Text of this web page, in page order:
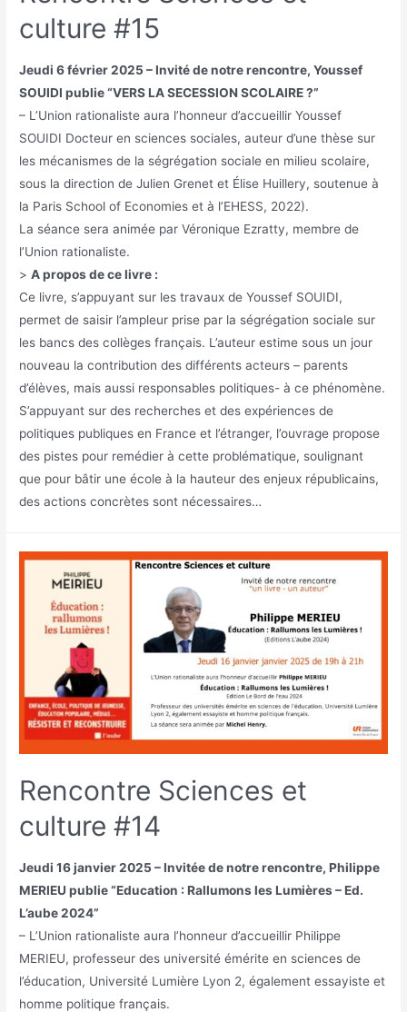
culture #15
Jeudi 6 février 2025 – Invité de notre rencontre, Youssef
SOUIDI publie “VERS LA SECESSION SCOLAIRE ?”
– L’Union rationaliste aura l’honneur d’accueillir Youssef
SOUIDI Docteur en sciences sociales, auteur d’une thèse sur
les mécanismes de la ségrégation sociale en milieu scolaire,
sous la direction de Julien Grenet et Élise Huillery, soutenue à
la Paris School of Economies et à l’EHESS, 2022).
La séance sera animée par Véronique Ezratty, membre de
l’Union rationaliste.
>A propos de ce livre :
Ce livre, s’appuyant sur les travaux de Youssef SOUIDI,
permet de saisir l’ampleur prise par la ségrégation sociale sur
les bancs des collèges français. L’auteur estime sous un jour
nouveau la contribution des différents acteurs – parents
d’élèves, mais aussi responsables politiques- à ce phénomène.
S’appuyant sur des recherches et des expériences de
politiques publiques en France et l’étranger, l’ouvrage propose
des pistes pour remédier à cette problématique, soulignant
que pour bâtir une école à la hauteur des enjeux républicains,
des actions concrètes sont nécessaires…
Rencontre Sciences et
culture #14
Jeudi 16 janvier 2025 – Invitée de notre rencontre, Philippe
MERIEU publie “Education : Rallumons les Lumières – Ed.
L’aube 2024”
– L’Union rationaliste aura l’honneur d’accueillir Philippe
MERIEU, professeur des université émérite en sciences de
l’éducation, Université Lumière Lyon 2, également essayiste et
homme politique français.